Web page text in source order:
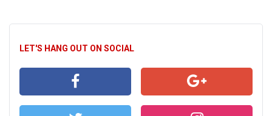
LET'S HANG OUT ON SOCIAL